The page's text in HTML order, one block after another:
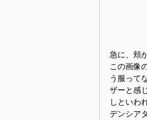
急に、頬
この画像
う服って
ザーと感
しといわ
デンシア